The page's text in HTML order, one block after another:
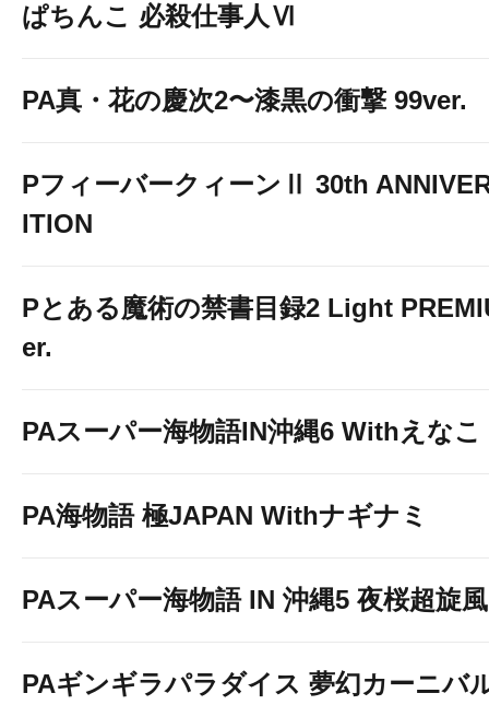
ぱちんこ 必殺仕事人Ⅵ
PA真・花の慶次2〜漆黒の衝撃 99ver.
PフィーバークィーンⅡ 30th
ITION
Pとある魔術の禁書目録2 Light
er.
PAスーパー海物語IN沖縄6 Withえなこ
PA海物語 極JAPAN Withナギナミ
PAスーパー海物語 IN 沖縄5 夜桜超旋
PAギンギラパラダイス 夢幻カーニバ